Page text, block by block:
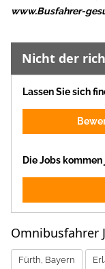
www.Busfahrer-
Nicht der
Lassen Sie sich
Die Jobs
Omnibusfahrer
Fürth, Bayern